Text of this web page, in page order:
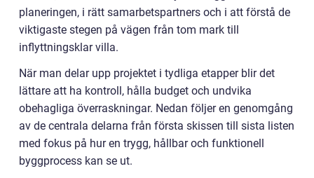
planeringen, i rätt samarbetspartners och i att förstå de
viktigaste stegen på vägen från tom mark till
inflyttningsklar villa.
När man delar upp projektet i tydliga etapper blir det
lättare att ha kontroll, hålla budget och undvika
obehagliga överraskningar. Nedan följer en genomgång
av de centrala delarna från första skissen till sista listen
med fokus på hur en trygg, hållbar och funktionell
byggprocess kan se ut.